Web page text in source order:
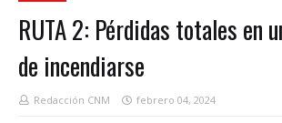
RUTA 2: Pérdidas totales en
de incendiarse
Redacción CNM febrero 04, 2024